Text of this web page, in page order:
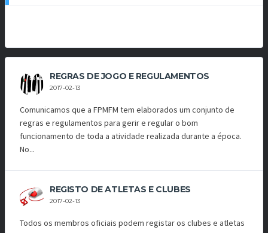
REGRAS DE JOGO E REGULAMENTOS
2017-02-13
Comunicamos que a FPMFM tem elaborados um conjunto de
regras e regulamentos para gerir e regular o bom
funcionamento de toda a atividade realizada durante a época.
No...
REGISTO DE ATLETAS E CLUBES
2017-02-13
Todos os membros oficiais podem registar os clubes e atletas